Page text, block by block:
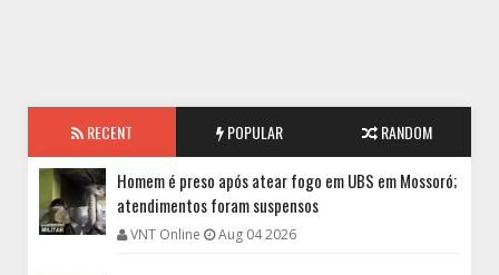
RECENT POPULAR RANDOM
Homem é preso após atear fogo em UBS em Mossoró;
atendimentos foram suspensos
VNT Online Aug 04 2026